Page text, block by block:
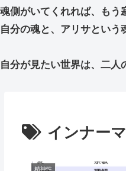
魂側がいてくれれば、もう
自分の魂と、アリサという
自分が見たい世界は、二人
インナー
精神性